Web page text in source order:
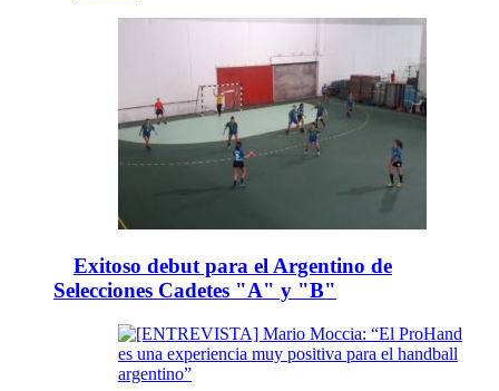
Exitoso debut para el Argentino de
Selecciones Cadetes "A" y "B"